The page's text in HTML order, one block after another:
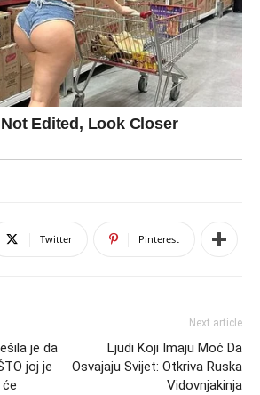
Twitter Pinterest
je da
joj je
će
Next article
Ljudi Koji Imaju Moć Da
Osvajaju Svijet: Otkriva Ruska
Vidovnjakinja